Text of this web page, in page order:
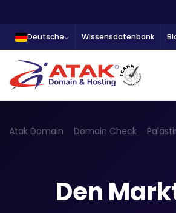
Deutsche Wissensdatenbank
Atak Domain Domain Check
Den